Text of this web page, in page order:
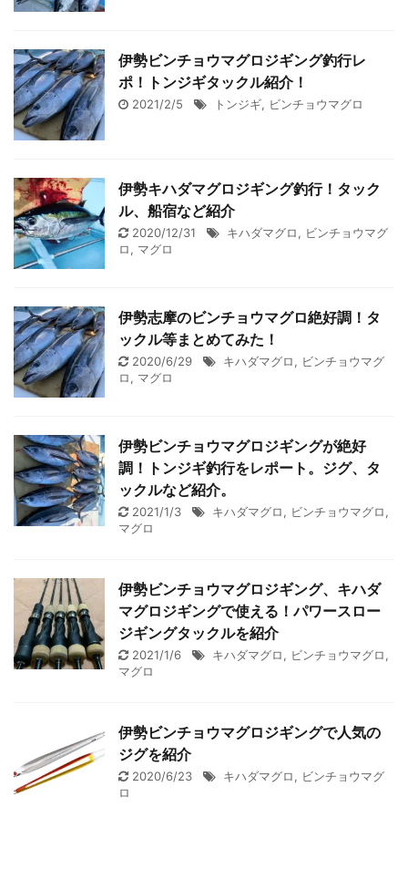
伊勢ビンチョウマグロジギング釣行レ
ポ！トンジギタックル紹介！
2021/2/5 トンジギ, ビンチョウマグロ
伊勢キハダマグロジギング釣行！タック
ル、船宿など紹介
2020/12/31 キハダマグロ, ビンチョウマグ
ロ, マグロ
伊勢志摩のビンチョウマグロ絶好調！タ
ックル等まとめてみた！
2020/6/29 キハダマグロ, ビンチョウマグ
ロ, マグロ
伊勢ビンチョウマグロジギングが絶好
調！トンジギ釣行をレポート。ジグ、タ
ックルなど紹介。
2021/1/3 キハダマグロ, ビンチョウマグロ,
マグロ
伊勢ビンチョウマグロジギング、キハダ
マグロジギングで使える！パワースロー
ジギングタックルを紹介
2021/1/6 キハダマグロ, ビンチョウマグロ,
マグロ
伊勢ビンチョウマグロジギングで人気の
ジグを紹介
2020/6/23 キハダマグロ, ビンチョウマグ
ロ